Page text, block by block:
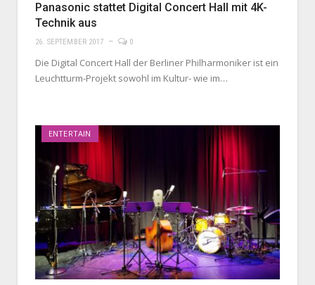
Panasonic stattet Digital Concert Hall mit 4K-
Technik aus
26. SEPTEMBER 2017 0
Die Digital Concert Hall der Berliner Philharmoniker ist ein
Leuchtturm-Projekt sowohl im Kultur- wie im…
ENTERTAIN